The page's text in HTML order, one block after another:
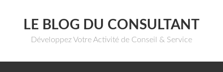
LE BLOG DU CONSULTANT
Développez Votre Activité de Conseil & Service